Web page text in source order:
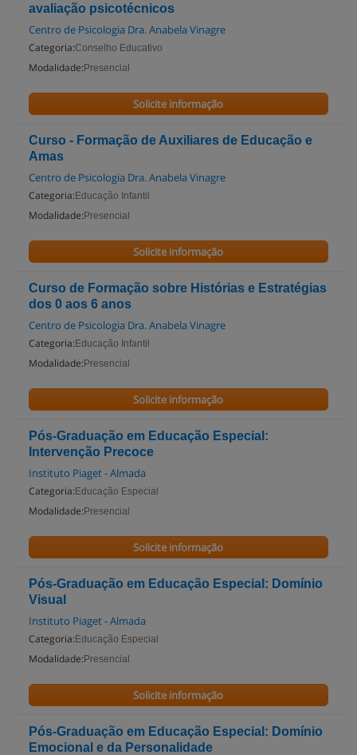
avaliação psicotécnicos
Centro de Psicologia Dra. Anabela Vinagre
Categoria:Conselho Educativo
Modalidade: Presencial
Solicite informação
Curso - Formação de Auxiliares de Educação e
Amas
Centro de Psicologia Dra. Anabela Vinagre
Categoria: Educação Infantil
Modalidade: Presencial
Solicite informação
Curso de Formação sobre Histórias e Estratégias
dos 0 aos 6 anos
Centro de Psicologia Dra. Anabela Vinagre
Categoria: Educação Infantil
Modalidade: Presencial
Solicite informação
Pós-Graduação em Educação Especial:
Intervenção Precoce
Instituto Piaget - Almada
Categoria: Educação Especial
Modalidade: Presencial
Solicite informação
Pós-Graduação em Educação Especial: Domínio
Visual
Instituto Piaget - Almada
Categoria: Educação Especial
Modalidade: Presencial
Solicite informação
Pós-Graduação em Educação Especial: Domínio
Emocional e da Personalidade